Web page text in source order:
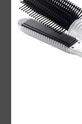
Suavecito